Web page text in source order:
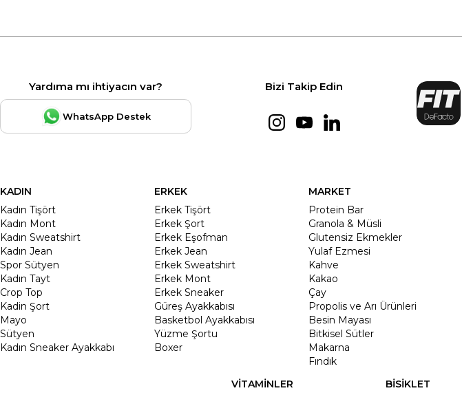
Yardıma mı ihtiyacın var?
WhatsApp Destek
Bizi Takip Edin
KADIN
Kadın Tişört
Kadın Mont
Kadın Sweatshirt
Kadın Jean
Spor Sütyen
Kadın Tayt
Crop Top
Kadin Şort
Mayo
Sütyen
Kadın Sneaker Ayakkabı
ERKEK
Erkek Tişört
Erkek Şort
Erkek Eşofman
Erkek Jean
Erkek Sweatshirt
Erkek Mont
Erkek Sneaker
Güreş Ayakkabısı
Basketbol Ayakkabısı
Yüzme Şortu
Boxer
MARKET
Protein Bar
Granola & Müsli
Glutensiz Ekmekler
Yulaf Ezmesi
Kahve
Kakao
Çay
Propolis ve Arı Ürünleri
Besin Mayası
Bitkisel Sütler
Makarna
Fındık
VİTAMİNLER
BİSİKLET